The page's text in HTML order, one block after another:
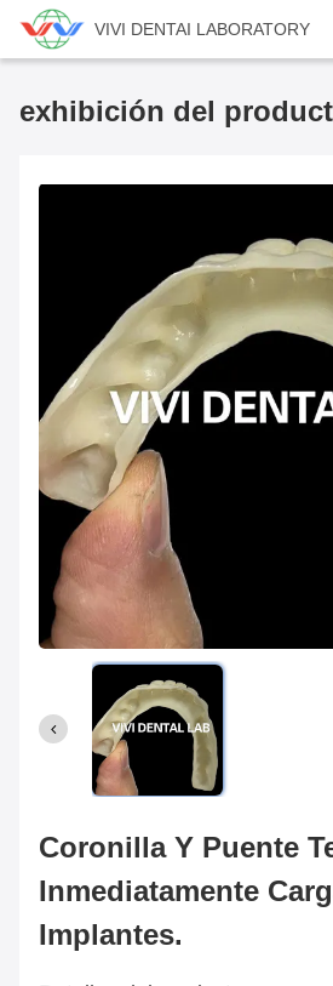
VIVI DENTAI LABORATORY
exhibición del
Coronilla Y Puente
Inmediatamente
Implantes.